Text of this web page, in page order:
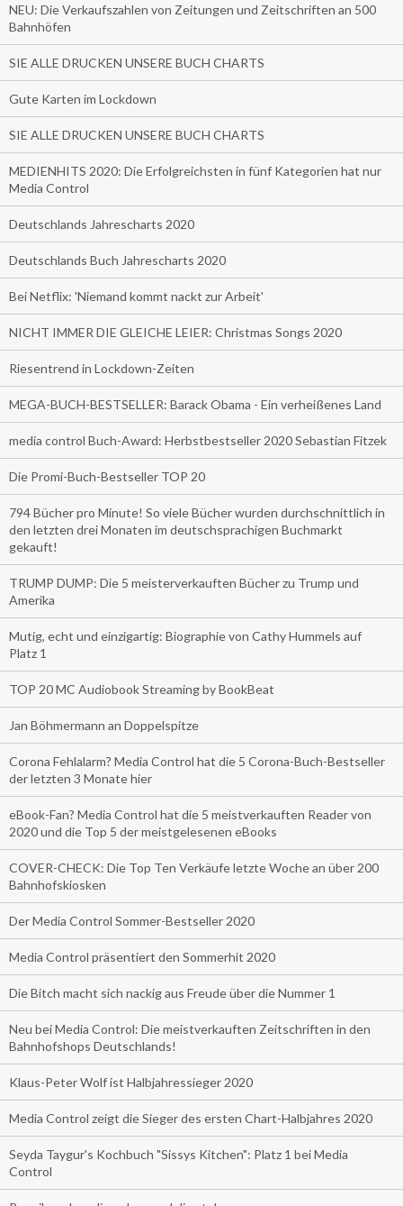
NEU: Die Verkaufszahlen von Zeitungen und Zeitschriften an 500
Bahnhöfen
SIE ALLE DRUCKEN UNSERE BUCH CHARTS
Gute Karten im Lockdown
SIE ALLE DRUCKEN UNSERE BUCH CHARTS
MEDIENHITS 2020: Die Erfolgreichsten in fünf Kategorien hat nur
Media Control
Deutschlands Jahrescharts 2020
Deutschlands Buch Jahrescharts 2020
Bei Netflix: 'Niemand kommt nackt zur Arbeit'
NICHT IMMER DIE GLEICHE LEIER: Christmas Songs 2020
Riesentrend in Lockdown-Zeiten
MEGA-BUCH-BESTSELLER: Barack Obama - Ein verheißenes Land
media control Buch-Award: Herbstbestseller 2020 Sebastian Fitzek
Die Promi-Buch-Bestseller TOP 20
794 Bücher pro Minute! So viele Bücher wurden durchschnittlich in
den letzten drei Monaten im deutschsprachigen Buchmarkt
gekauft!
TRUMP DUMP: Die 5 meisterverkauften Bücher zu Trump und
Amerika
Mutig, echt und einzigartig: Biographie von Cathy Hummels auf
Platz 1
TOP 20 MC Audiobook Streaming by BookBeat
Jan Böhmermann an Doppelspitze
Corona Fehlalarm? Media Control hat die 5 Corona-Buch-Bestseller
der letzten 3 Monate hier
eBook-Fan? Media Control hat die 5 meistverkauften Reader von
2020 und die Top 5 der meistgelesenen eBooks
COVER-CHECK: Die Top Ten Verkäufe letzte Woche an über 200
Bahnhofskiosken
Der Media Control Sommer-Bestseller 2020
Media Control präsentiert den Sommerhit 2020
Die Bitch macht sich nackig aus Freude über die Nummer 1
Neu bei Media Control: Die meistverkauften Zeitschriften in den
Bahnhofshops Deutschlands!
Klaus-Peter Wolf ist Halbjahressieger 2020
Media Control zeigt die Sieger des ersten Chart-Halbjahres 2020
Seyda Taygur's Kochbuch "Sissys Kitchen": Platz 1 bei Media
Control